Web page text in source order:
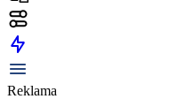
Reklama